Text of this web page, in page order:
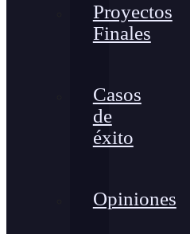
Proyectos
Finales
Casos
de
éxito
Opiniones